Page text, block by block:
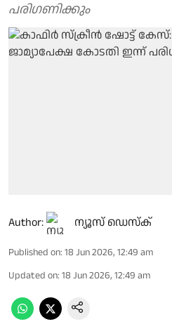
പരിഗണിക്കും
Author: ന്യൂസ് ഡെസ്ക്
Published on: 18 Jun 2026, 12:49 am
Updated on: 18 Jun 2026, 12:49 am